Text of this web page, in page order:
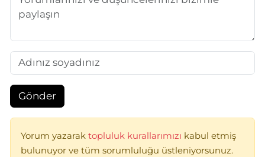
Gönder
Yorum yazarak topluluk kurallarımızı kabul etmiş
bulunuyor ve tüm sorumluluğu üstleniyorsunuz.